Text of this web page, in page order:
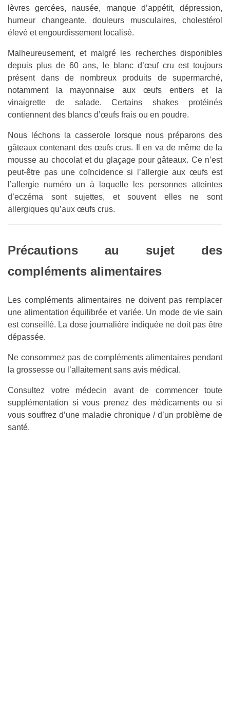
lèvres gercées, nausée, manque d’appétit, dépression,
humeur changeante, douleurs musculaires, cholestérol
élevé et engourdissement localisé.
Malheureusement, et malgré les recherches disponibles
depuis plus de 60 ans, le blanc d’œuf cru est toujours
présent dans de nombreux produits de supermarché,
notamment la mayonnaise aux œufs entiers et la
vinaigrette de salade. Certains shakes protéinés
contiennent des blancs d’œufs frais ou en poudre.
Nous léchons la casserole lorsque nous préparons des
gâteaux contenant des œufs crus. Il en va de même de la
mousse au chocolat et du glaçage pour gâteaux. Ce n’est
peut-être pas une coïncidence si l’allergie aux œufs est
l’allergie numéro un à laquelle les personnes atteintes
d’eczéma sont sujettes, et souvent elles ne sont
allergiques qu’aux œufs crus.
Précautions au sujet des
compléments alimentaires
Les compléments alimentaires ne doivent pas remplacer
une alimentation équilibrée et variée. Un mode de vie sain
est conseillé. La dose journalière indiquée ne doit pas être
dépassée.
Ne consommez pas de compléments alimentaires pendant
la grossesse ou l’allaitement sans avis médical.
Consultez votre médecin avant de commencer toute
supplémentation si vous prenez des médicaments ou si
vous souffrez d’une maladie chronique / d’un problème de
santé.